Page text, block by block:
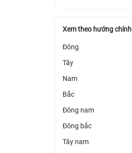
Xem theo hướng chính
Đông
Tây
Nam
Bắc
Đông nam
Đông bắc
Tây nam